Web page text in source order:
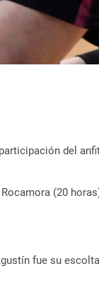
del
(20
fue su